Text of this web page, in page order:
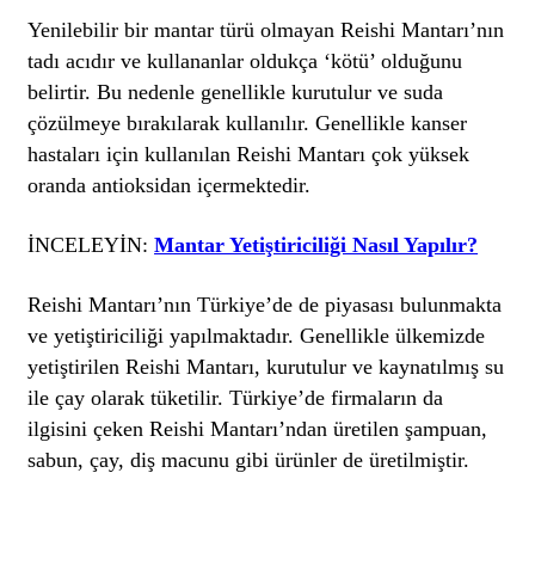
Yenilebilir bir mantar türü olmayan Reishi Mantarı’nın
tadı acıdır ve kullananlar oldukça ‘kötü’ olduğunu
belirtir. Bu nedenle genellikle kurutulur ve suda
çözülmeye bırakılarak kullanılır. Genellikle kanser
hastaları için kullanılan Reishi Mantarı çok yüksek
oranda antioksidan içermektedir.
İNCELEYİN:Mantar Yetiştiriciliği Nasıl Yapılır?
Reishi Mantarı’nın Türkiye’de de piyasası bulunmakta
ve yetiştiriciliği yapılmaktadır. Genellikle ülkemizde
yetiştirilen Reishi Mantarı, kurutulur ve kaynatılmış su
ile çay olarak tüketilir. Türkiye’de firmaların da
ilgisini çeken Reishi Mantarı’ndan üretilen şampuan,
sabun, çay, diş macunu gibi ürünler de üretilmiştir.